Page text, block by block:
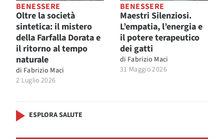
BENESSERE
Oltre la società
sintetica: il mistero
della Farfalla Dorata e
il ritorno al tempo
naturale
di Fabrizio Maci
2 Luglio 2026
BENESSERE
Maestri Silenziosi.
L’empatia, l’energia e
il potere terapeutico
dei gatti
di Fabrizio Maci
31 Maggio 2026
ESPLORA SALUTE